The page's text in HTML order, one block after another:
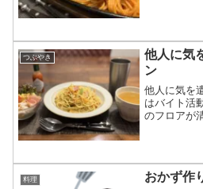
つぶやき
他人に気
ン
他人に気を
はバイト活
のフロアが
料理 おかず作